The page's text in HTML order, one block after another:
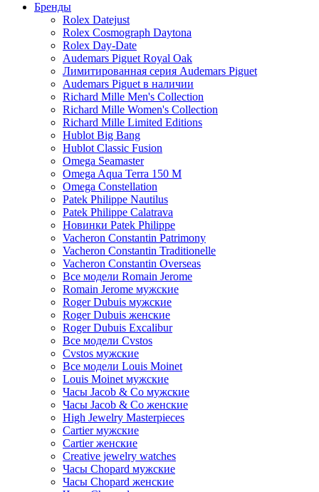
Бренды
Rolex Datejust
Rolex Cosmograph Daytona
Rolex Day-Date
Audemars Piguet Royal Oak
Лимитированная серия Audemars Piguet
Audemars Piguet в наличии
Richard Mille Men's Collection
Richard Mille Women's Collection
Richard Mille Limited Editions
Hublot Big Bang
Hublot Classic Fusion
Omega Seamaster
Omega Aqua Terra 150 M
Omega Constellation
Patek Philippe Nautilus
Patek Philippe Calatrava
Новинки Patek Philippe
Vacheron Constantin Patrimony
Vacheron Constantin Traditionelle
Vacheron Constantin Overseas
Все модели Romain Jerome
Romain Jerome мужские
Roger Dubuis мужские
Roger Dubuis женские
Roger Dubuis Excalibur
Все модели Cvstos
Cvstos мужские
Все модели Louis Moinet
Louis Moinet мужские
Часы Jacob & Co мужские
Часы Jacob & Co женские
High Jewelry Masterpieces
Cartier мужские
Cartier женские
Creative jewelry watches
Часы Chopard мужские
Часы Сhopard женские